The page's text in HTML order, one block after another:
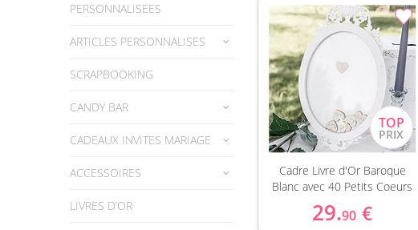
PERSONNALISEES
ARTICLES PERSONNALISES
SCRAPBOOKING
CANDY BAR
CADEAUX INVITES MARIAGE
ACCESSOIRES
LIVRES D’OR
Cadre Livre d'Or Baroque
Blanc avec 40 Petits Coeurs
29.90 €